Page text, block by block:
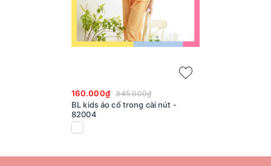
160.000₫ 345.000₫
BL kids áo cổ trong cài nút -
82004